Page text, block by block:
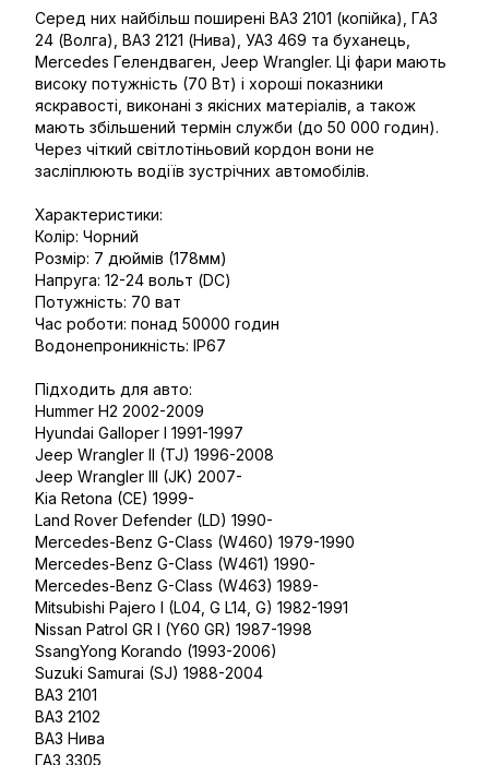
Серед них найбільш поширені ВАЗ 2101 (копійка), ГАЗ
24 (Волга), ВАЗ 2121 (Нива), УАЗ 469 та буханець,
Mercedes Гелендваген, Jeep Wrangler. Ці фари мають
високу потужність (70 Вт) і хороші показники
яскравості, виконані з якісних матеріалів, а також
мають збільшений термін служби (до 50 000 годин).
Через чіткий світлотіньовий кордон вони не
засліплюють водіїв зустрічних автомобілів.
Характеристики:
Колір: Чорний
Розмір: 7 дюймів (178мм)
Напруга: 12-24 вольт (DC)
Потужність: 70 ват
Час роботи: понад 50000 годин
Водонепроникність: IP67
Підходить для авто:
Hummer H2 2002-2009
Hyundai Galloper I 1991-1997
Jeep Wrangler II (TJ) 1996-2008
Jeep Wrangler III (JK) 2007-
Kia Retona (CE) 1999-
Land Rover Defender (LD) 1990-
Mercedes-Benz G-Class (W460) 1979-1990
Mercedes-Benz G-Class (W461) 1990-
Mercedes-Benz G-Class (W463) 1989-
Mitsubishi Pajero I (L04, G L14, G) 1982-1991
Nissan Patrol GR I (Y60 GR) 1987-1998
SsangYong Korando (1993-2006)
Suzuki Samurai (SJ) 1988-2004
ВАЗ 2101
ВАЗ 2102
ВАЗ Нива
ГАЗ 3305